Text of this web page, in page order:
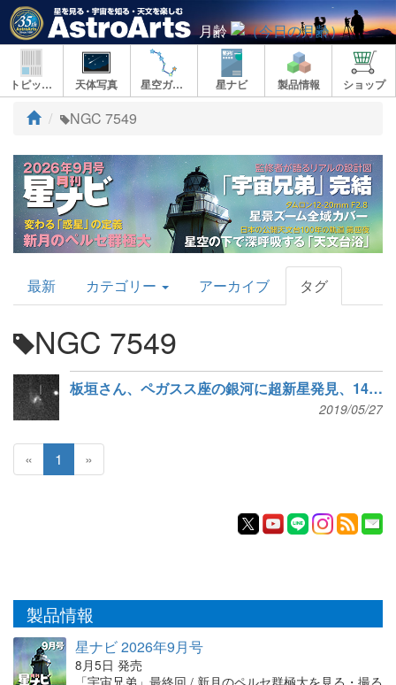
月齢
トピックス 天体写真 星空ガイド 星ナビ 製品情報 ショップ
ト
プ
NGC 7549
AstroArts
Topics
最新 カテゴリー アーカイブ タグ
NGC 7549
板垣さん、ペガスス座の銀河に超新星発見、143個目
2019/05/27
« 1 »
製品情報
星ナビ 2026年9月号
8月5日 発売